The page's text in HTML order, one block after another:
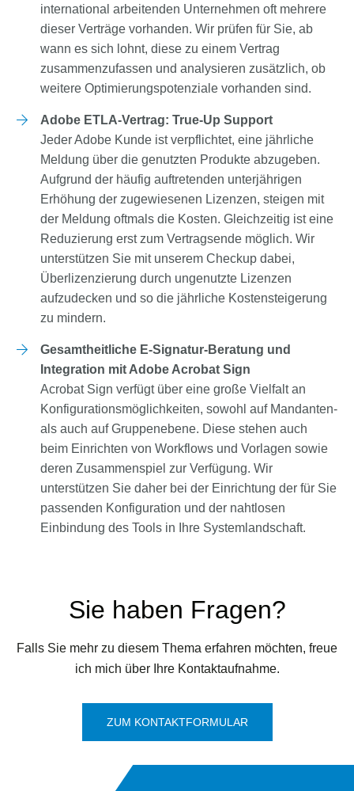
international arbeitenden Unternehmen oft mehrere
dieser Verträge vorhanden. Wir prüfen für Sie, ab
wann es sich lohnt, diese zu einem Vertrag
zusammenzufassen und analysieren zusätzlich, ob
weitere Optimierungspotenziale vorhanden sind.
Adobe ETLA-Vertrag: True-Up Support
Jeder Adobe Kunde ist verpflichtet, eine jährliche
Meldung über die genutzten Produkte abzugeben.
Aufgrund der häufig auftretenden unterjährigen
Erhöhung der zugewiesenen Lizenzen, steigen mit
der Meldung oftmals die Kosten. Gleichzeitig ist eine
Reduzierung erst zum Vertragsende möglich. Wir
unterstützen Sie mit unserem Checkup dabei,
Überlizenzierung durch ungenutzte Lizenzen
aufzudecken und so die jährliche Kostensteigerung
zu mindern.
Gesamtheitliche E-Signatur-Beratung und
Integration mit Adobe Acrobat Sign
Acrobat Sign verfügt über eine große Vielfalt an
Konfigurationsmöglichkeiten, sowohl auf Mandanten-
als auch auf Gruppenebene. Diese stehen auch
beim Einrichten von Workflows und Vorlagen sowie
deren Zusammenspiel zur Verfügung. Wir
unterstützen Sie daher bei der Einrichtung der für Sie
passenden Konfiguration und der nahtlosen
Einbindung des Tools in Ihre Systemlandschaft.
Sie haben Fragen?
Falls Sie mehr zu diesem Thema erfahren möchten, freue
ich mich über Ihre Kontaktaufnahme.
ZUM KONTAKTFORMULAR